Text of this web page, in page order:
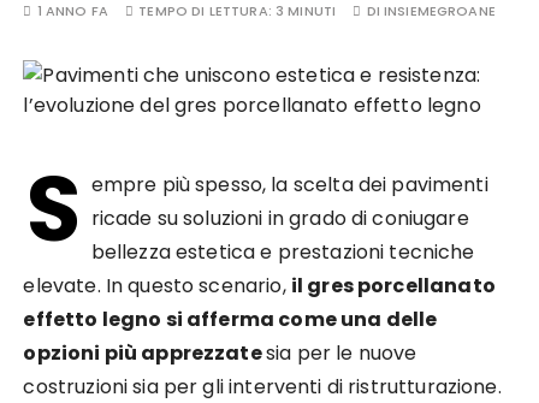
1 ANNO FA TEMPO DI LETTURA: 3 MINUTI DI INSIEMEGROANE
S empre più spesso, la scelta dei pavimenti
ricade su soluzioni in grado di coniugare
bellezza estetica e prestazioni tecniche
elevate. In questo scenario, il gres porcellanato
effetto legno si afferma come una delle
opzioni più apprezzatesia per le nuove
costruzioni sia per gli interventi di ristrutturazione.